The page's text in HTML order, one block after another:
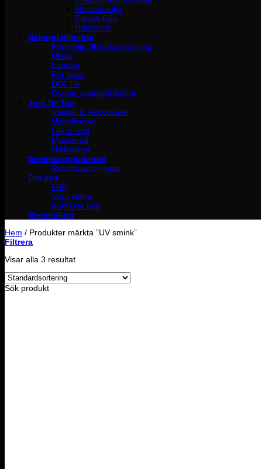
Massageolja
Eterisk Olja
Hälsokost
Salongstillbehör
Personlig Skyddsutrustning
Utsug
Lampor
För laser
DOFTA
Övriga salongstillbehör
Just for fun
Väskor & Neccesärer
Uppblåsbart
Lek & skoj
Maskerad
Halloween
Sommarerbjudande
Reseförpackningar
Om oss
FAQ
Våra villkor
Kontakta oss
Presentkort
Hem / Produkter märkta ”UV smink”
Filtrera
Visar alla 3 resultat
Sök produkt